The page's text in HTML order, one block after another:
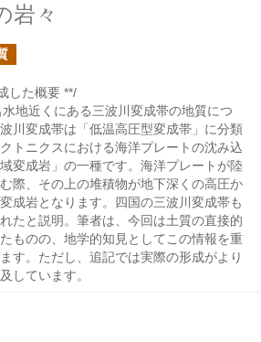
岩々
した概要 **/
地近くにある三波川変成帯の地質につ
川変成帯は「低温高圧型変成帯」に分類
トニクスにおける海洋プレートの沈み込
変成岩」の一種です。海洋プレートが陸
際、その上の堆積物が地下深くの高圧か
成岩となります。四国の三波川変成帯も
たと説明。筆者は、今回は土質の直接的
ものの、地学的知見としてこの情報を重
す。ただし、追記では実際の形成がより
しています。